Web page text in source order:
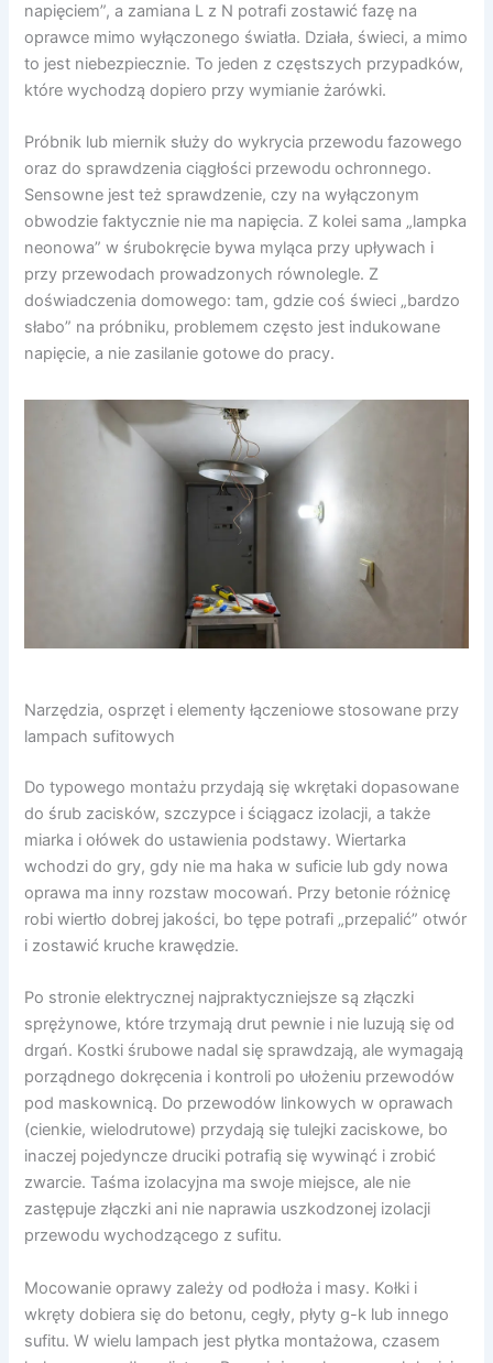
napięciem”, a zamiana L z N potrafi zostawić fazę na
oprawce mimo wyłączonego światła. Działa, świeci, a mimo
to jest niebezpiecznie. To jeden z częstszych przypadków,
które wychodzą dopiero przy wymianie żarówki.
Próbnik lub miernik służy do wykrycia przewodu fazowego
oraz do sprawdzenia ciągłości przewodu ochronnego.
Sensowne jest też sprawdzenie, czy na wyłączonym
obwodzie faktycznie nie ma napięcia. Z kolei sama „lampka
neonowa” w śrubokręcie bywa myląca przy upływach i
przy przewodach prowadzonych równolegle. Z
doświadczenia domowego: tam, gdzie coś świeci „bardzo
słabo” na próbniku, problemem często jest indukowane
napięcie, a nie zasilanie gotowe do pracy.
Narzędzia, osprzęt i elementy łączeniowe stosowane przy
lampach sufitowych
Do typowego montażu przydają się wkrętaki dopasowane
do śrub zacisków, szczypce i ściągacz izolacji, a także
miarka i ołówek do ustawienia podstawy. Wiertarka
wchodzi do gry, gdy nie ma haka w suficie lub gdy nowa
oprawa ma inny rozstaw mocowań. Przy betonie różnicę
robi wiertło dobrej jakości, bo tępe potrafi „przepalić” otwór
i zostawić kruche krawędzie.
Po stronie elektrycznej najpraktyczniejsze są złączki
sprężynowe, które trzymają drut pewnie i nie luzują się od
drgań. Kostki śrubowe nadal się sprawdzają, ale wymagają
porządnego dokręcenia i kontroli po ułożeniu przewodów
pod maskownicą. Do przewodów linkowych w oprawach
(cienkie, wielodrutowe) przydają się tulejki zaciskowe, bo
inaczej pojedyncze druciki potrafią się wywinąć i zrobić
zwarcie. Taśma izolacyjna ma swoje miejsce, ale nie
zastępuje złączki ani nie naprawia uszkodzonej izolacji
przewodu wychodzącego z sufitu.
Mocowanie oprawy zależy od podłoża i masy. Kołki i
wkręty dobiera się do betonu, cegły, płyty g-k lub innego
sufitu. W wielu lampach jest płytka montażowa, czasem